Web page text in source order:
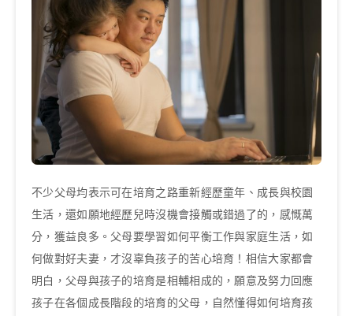
不少父母均表示可在培育之路重新經歷童年、成長與校園
生活，還如願地經歷兒時沒機會接觸或錯過了的，感慨萬
分，獲益良多。父母要學習如何平衡工作與家庭生活，如
何做對好夫妻，才沒辜負孩子的苦心培育！相信大家都會
明白，父母與孩子的培育是相輔相成的，願意及努力回應
孩子在各個成長階段的培育的父母，自然懂得如何培育孩